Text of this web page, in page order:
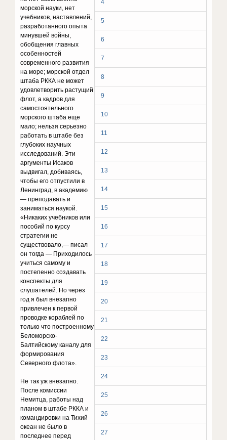
4
5
6
7
8
9
10
11
12
13
14
15
16
17
18
19
20
21
22
23
24
25
26
27
морской науки, нет
учебников, наставлений,
разработанного опыта
минувшей войны,
обобщения главных
особенностей
современного развития
на море; морской отдел
штаба РККА не может
удовлетворить растущий
флот, а кадров для
самостоятельного
морского штаба еще
мало; нельзя серьезно
работать в штабе без
глубоких научных
исследований. Эти
аргументы Исаков
выдвигал, добиваясь,
чтобы его отпустили в
Ленинград, в академию
— преподавать и
заниматься наукой.
«Никаких учебников или
пособий по курсу
стратегии не
существовало,— писал
он тогда — Приходилось
учиться самому и
постепенно создавать
конспекты для
слушателей. Но через
год я был внезапно
привлечен к первой
проводке кораблей по
только что построенному
Беломорско-
Балтийскому каналу для
формирования
Северного флота».
Не так уж внезапно.
После комиссии
Немитца, работы над
планом в штабе РККА и
командировки на Тихий
океан не было в
последнее перед